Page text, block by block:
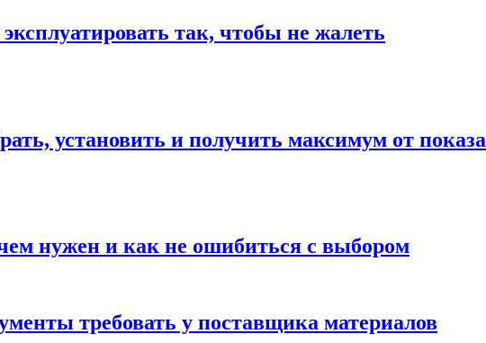
так, чтобы не жалеть
установить и получить максимум от показа
нужен и как не ошибиться с выбором
требовать у поставщика материалов